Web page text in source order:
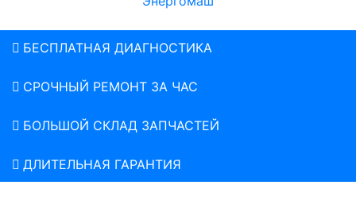
БЕСПЛАТНАЯ ДИАГНОСТИКА
СРОЧНЫЙ РЕМОНТ ЗА ЧАС
БОЛЬШОЙ СКЛАД ЗАПЧАСТЕЙ
ДЛИТЕЛЬНАЯ ГАРАНТИЯ